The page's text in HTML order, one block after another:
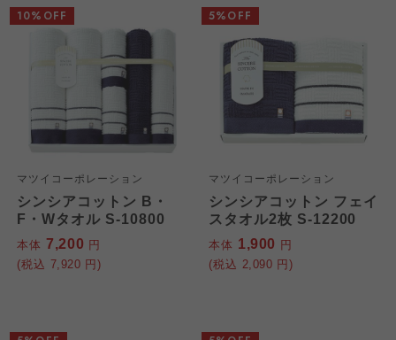
マツイコーポレーション
シンシアコットン B・
F・Wタオル S-10800
本体 7,200 円
(税込 7,920 円)
10%OFF
マツイコーポレーション
シンシアコットン フェイ
スタオル2枚 S-12200
本体 1,900 円
(税込 2,090 円)
5%OFF